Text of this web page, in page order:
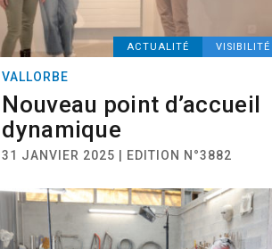
ACTUALITÉ VISIBILITÉ
VALLORBE
Nouveau point d’accueil
dynamique
31 JANVIER 2025 | EDITION N°3882